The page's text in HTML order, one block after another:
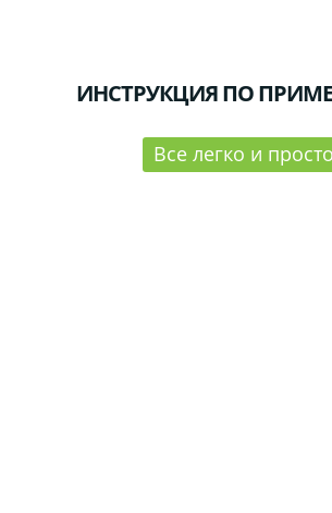
ИНСТРУКЦИЯ ПО
Все легко и просто